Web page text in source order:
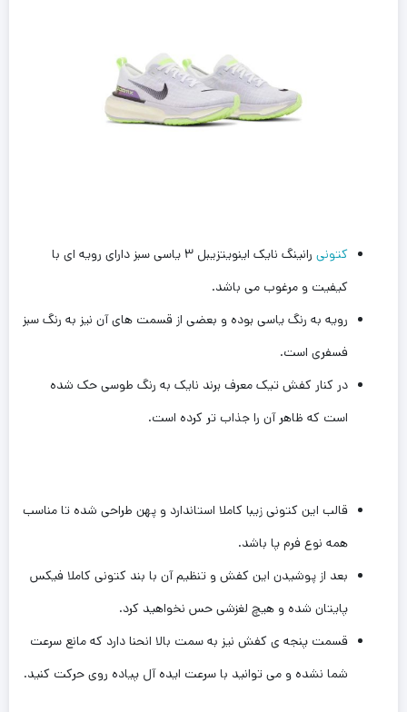
کتونی
رانینگ نایک اینویتزیبل ۳ یاسی سبز دارای رویه ای با
کیفیت و مرغوب می باشد.
رویه به رنگ یاسی بوده و بعضی از قسمت های آن نیز به رنگ سبز
فسفری است.
در کنار کفش تیک معرف برند نایک به رنگ طوسی حک شده
است که ظاهر آن را جذاب تر کرده است.
قالب این کتونی زیبا کاملا استاندارد و پهن طراحی شده تا مناسب
همه نوع فرم پا باشد.
بعد از پوشیدن این کفش و تنظیم آن با بند کتونی کاملا فیکس
پایتان شده و هیچ لغزشی حس نخواهید کرد.
قسمت پنجه ی کفش نیز به سمت بالا انحنا دارد که مانع سرعت
شما نشده و می توانید با سرعت ایده آل پیاده روی حرکت کنید.